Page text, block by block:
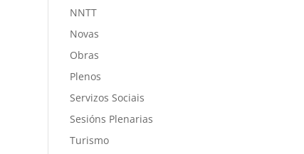
NNTT
Novas
Obras
Plenos
Servizos Sociais
Sesións Plenarias
Turismo